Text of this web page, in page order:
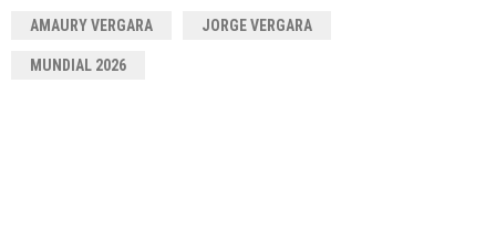
AMAURY VERGARA JORGE VERGARA
MUNDIAL 2026